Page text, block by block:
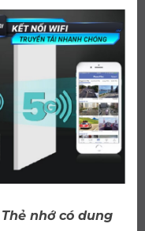
Thẻ nhớ có dung